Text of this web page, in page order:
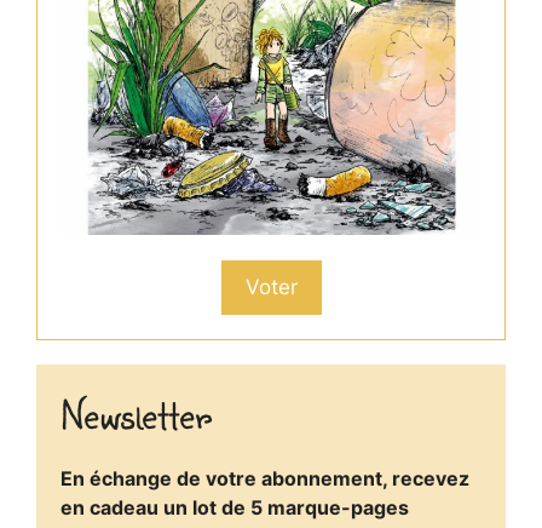
Voter
Newsletter
En échange de votre abonnement, recevez
en cadeau un lot de 5 marque-pages